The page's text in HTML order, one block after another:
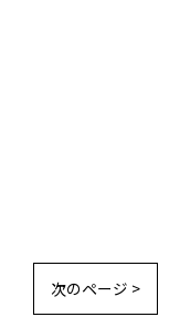
次のページ >